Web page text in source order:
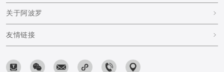
关于阿波罗
友情链接